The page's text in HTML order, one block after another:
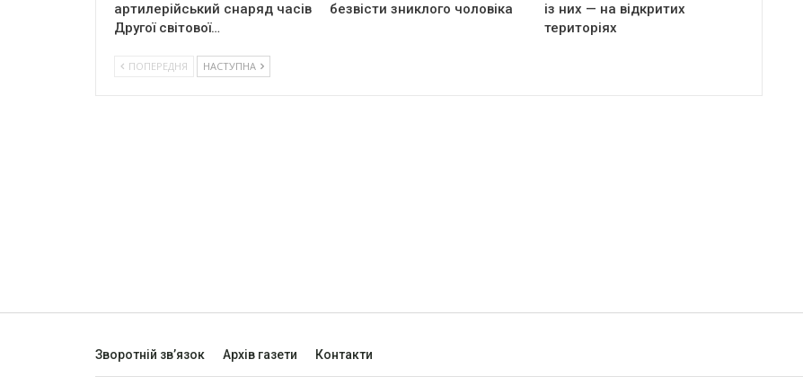
артилерійський снаряд часів
Другої світової…
безвісти зниклого чоловіка
із них — на відкритих
територіях
ПОПЕРЕДНЯ НАСТУПНА
Зворотній зв’язок Архів газети Контакти